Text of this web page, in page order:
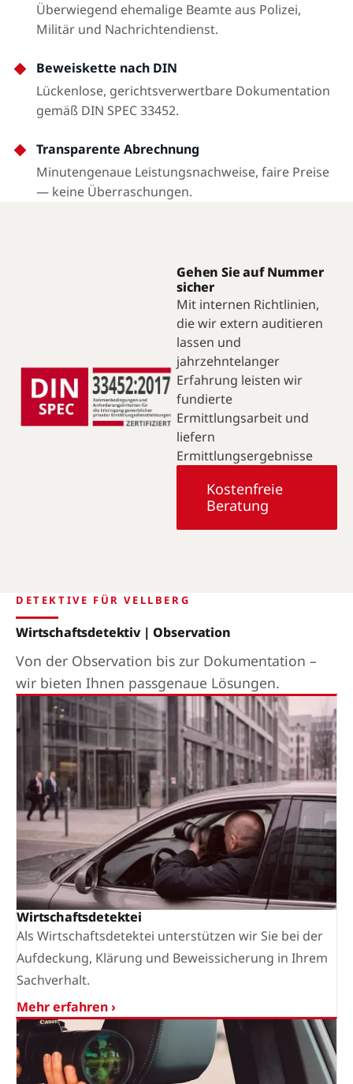
Überwiegend ehemalige Beamte aus Polizei,
Militär und Nachrichtendienst.
Beweiskette nach DIN
Lückenlose, gerichtsverwertbare Dokumentation
gemäß DIN SPEC 33452.
Transparente Abrechnung
Minutengenaue Leistungsnachweise, faire Preise
— keine Überraschungen.
Gehen Sie auf Nummer
sicher
Mit internen Richtlinien,
die wir extern auditieren
lassen und
jahrzehntelanger
Erfahrung leisten wir
fundierte
Ermittlungsarbeit und
liefern
Ermittlungsergebnisse
Kostenfreie
Beratung
DETEKTIVE FÜR VELLBERG
Wirtschaftsdetektiv | Observation
Von der Observation bis zur Dokumentation –
wir bieten Ihnen passgenaue Lösungen.
Wirtschaftsdetektei
Als Wirtschaftsdetektei unterstützen wir Sie bei der
Aufdeckung, Klärung und Beweissicherung in Ihrem
Sachverhalt.
Mehr erfahren ›